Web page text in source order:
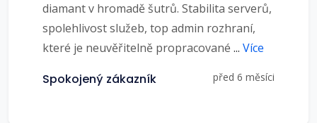
diamant v hromadě šutrů. Stabilita serverů,
spolehlivost služeb, top admin rozhraní,
které je neuvěřitelně propracované ... Více
Spokojený zákazník před 6 měsíci